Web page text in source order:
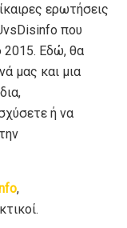
ερωτήσεις
που
2015. Εδώ, θα
μας και μια
ή να
,